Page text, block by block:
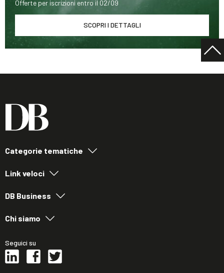
Offerte per iscrizioni entro il 02/09
SCOPRI I DETTAGLI
Categorie tematiche
Link veloci
DB Business
Chi siamo
Seguici su